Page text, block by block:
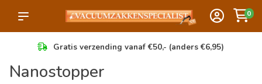
0
Gratis verzending vanaf €50,- (anders €6,95)
Nanostopper